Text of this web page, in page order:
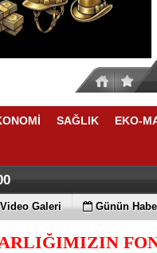
SAĞLIK EKO-
Video Galeri Günün